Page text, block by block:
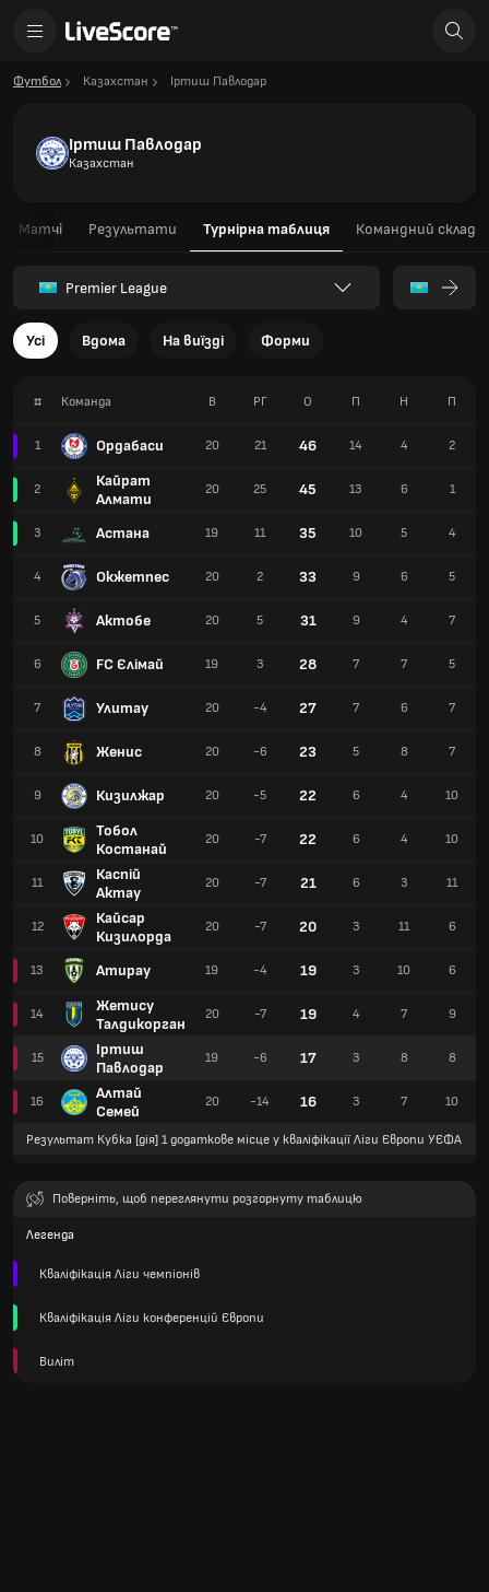
Футбол Казахстан Іртиш Павлодар
Іртиш Павлодар
Казахстан
Матчі Результати Турнірна таблиця Командний склад
Premier League
Усі Вдома На виїзді Форми
# Команда
1 Ордабаси
2
Кайрат
Алмати
3 Астана
4 Окжетпес
5 Актобе
6 FC Єлімай
7 Улитау
8 Женис
9 Кизилжар
10
Тобол
Костанай
11
Каспій
Актау
12
Кайсар
Кизилорда
13 Атирау
14
Жетису
Талдикорган
15
Іртиш
Павлодар
16
Алтай
Семей
В РГ О П Н П
20 21 46 14 4 2
20 25 45 13 6 1
19 11 35 10 5 4
20 2 33 9 6 5
20 5 31 9 4 7
19 3 28 7 7 5
20 -4 27 7 6 7
20 -6 23 5 8 7
20 -5 22 6 4 10
20 -7 22 6 4 10
20 -7 21 6 3 11
20 -7 20 3 11 6
19 -4 19 3 10 6
20 -7 19 4 7 9
19 -6 17 3 8 8
20 -14 16 3 7 10
Результат Кубка [дія] 1 додаткове місце у кваліфікації Ліги Європи УЄФА
Поверніть, щоб переглянути розгорнуту таблицю
Легенда
Кваліфікація Ліги чемпіонів
Кваліфікація Ліги конференцій Європи
Виліт